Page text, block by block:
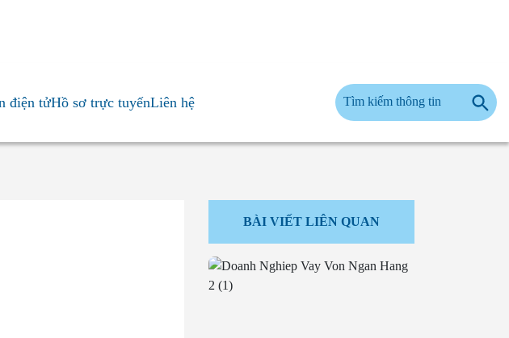
điện tửHồ sơ trực tuyếnLiên hệ
BÀI VIẾT LIÊN QUAN